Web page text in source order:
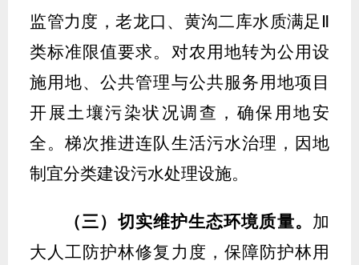
监管力度，老龙口、黄沟二库水质满足 Ⅱ
类标准限值要求。对农用地转为公用设
施用地、公共管理与公共服务用地项目
开展土壤污染状况调查，确保用地安
全。梯次推进连队生活污水治理，因地
制宜分类建设污水处理设施。
（三） 切实维护生态环境质量。 加
大人工防护林修复力度，保障防护林用